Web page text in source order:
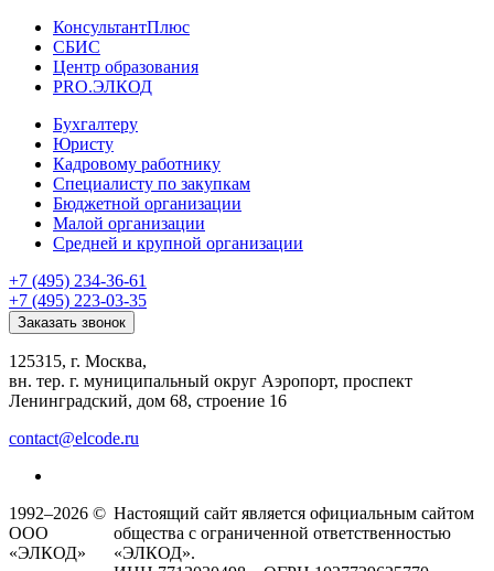
КонсультантПлюс
СБИС
Центр образования
PRO.ЭЛКОД
Бухгалтеру
Юристу
Кадровому работнику
Специалисту по закупкам
Бюджетной организации
Малой организации
Средней и крупной организации
+7 (495) 234-36-61
+7 (495) 223-03-35
Заказать звонок
125315, г. Москва,
вн. тер. г. муниципальный округ Аэропорт, проспект
Ленинградский, дом 68, строение 16
contact@elcode.ru
1992–2026 ©
ООО
«ЭЛКОД»
Настоящий сайт является официальным сайтом
общества с ограниченной ответственностью
«ЭЛКОД».